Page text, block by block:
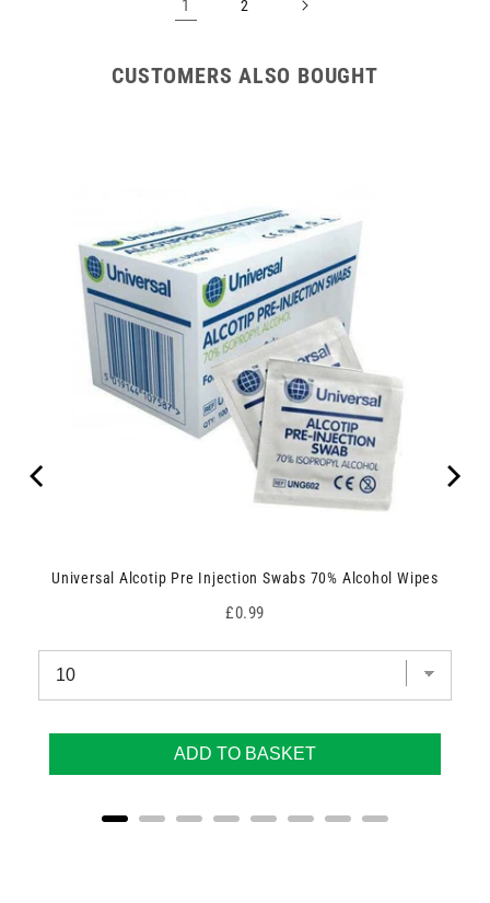
1 2
CUSTOMERS ALSO BOUGHT
Universal Alcotip Pre Injection Swabs 70% Alcohol Wipes
Price
£0.99
ADD TO BASKET